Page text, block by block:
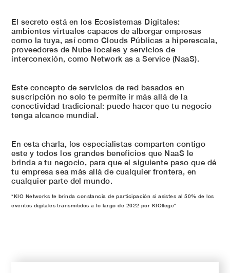
El secreto está en los Ecosistemas Digitales:
ambientes virtuales capaces de albergar empresas
como la tuya, así como Clouds Públicas a hiperescala,
proveedores de Nube locales y servicios de
interconexión, como Network as a Service (NaaS).
Este concepto de servicios de red basados en
suscripción no solo te permite ir más allá de la
conectividad tradicional: puede hacer que tu negocio
tenga alcance mundial.
En esta charla, los especialistas comparten contigo
este y todos los grandes beneficios que NaaS le
brinda a tu negocio, para que el siguiente paso que dé
tu empresa sea más allá de cualquier frontera, en
cualquier parte del mundo.
*KIO Networks te brinda constancia de participación si asistes al 50% de los
eventos digitales transmitidos a lo largo de 2022 por KIOllege*